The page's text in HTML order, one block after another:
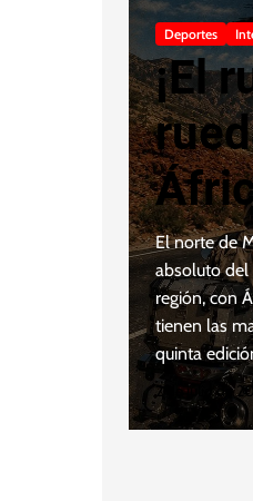
Deportes
¡El
El norte de
absoluto del
región, con
tienen las
quinta
2 de julio de